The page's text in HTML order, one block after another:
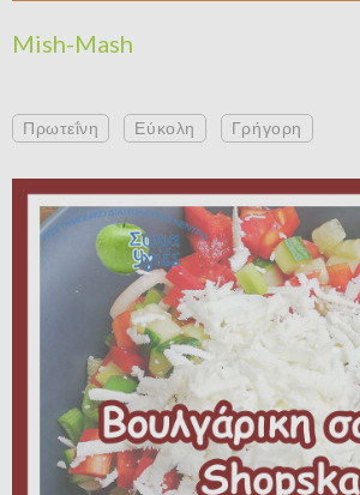
Mish-Mash
Πρωτεΐνη Εύκολη Γρήγορη